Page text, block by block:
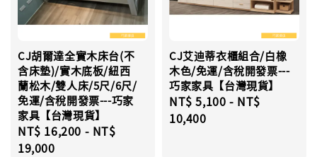
CJ胡爾達全實木床台(不
含床墊)/實木底板/紐西
蘭松木/雙人床/5尺/6尺/
免運/含稅開發票---巧家
家具【台灣現貨】
Regular
price
NT$ 16,200 - NT$
19,000
CJ艾迪蒂衣櫃組合/白橡
木色/免運/含稅開發票---
巧家家具【台灣現貨】
Regular
price
NT$ 5,100 - NT$
10,400